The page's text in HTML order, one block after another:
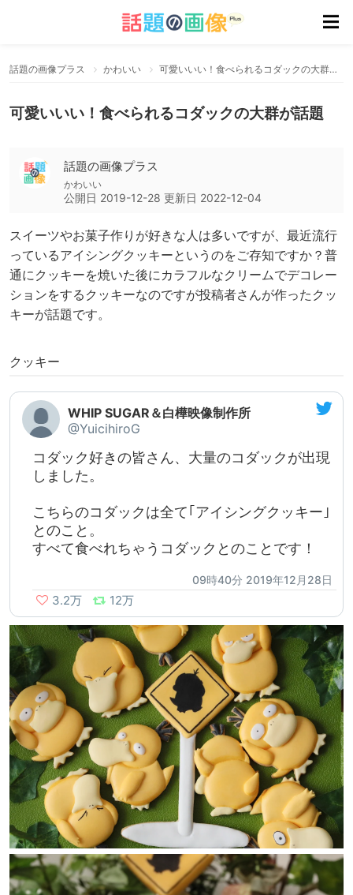
話題の画像プラス かわいい 可愛いいい！食べられるコダックの大群が話題
可愛いいい！食べられるコダックの大群が話題
話題の画像プラス
かわいい
公開日 2019-12-28 更新日 2022-12-04
スイーツやお菓子作りが好きな人は多いですが、最近流行
っているアイシングクッキーというのをご存知ですか？普
通にクッキーを焼いた後にカラフルなクリームでデコレー
ションをするクッキーなのですが投稿者さんが作ったクッ
キーが話題です。
クッキー
WHIP SUGAR＆白樺映像制作所
@YuicihiroG
コダック好きの皆さん、大量のコダックが出現
しました。
こちらのコダックは全て｢アイシングクッキー｣
とのこと。
すべて食べれちゃうコダックとのことです！
09時40分 2019年12月28日
3.2万 12万